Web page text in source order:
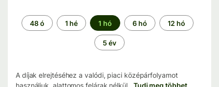
Időszak
48 ó 1 hé 1 hó 6 hó 12 hó
5 év
A díjak elrejtéséhez a valódi, piaci középárfolyamot